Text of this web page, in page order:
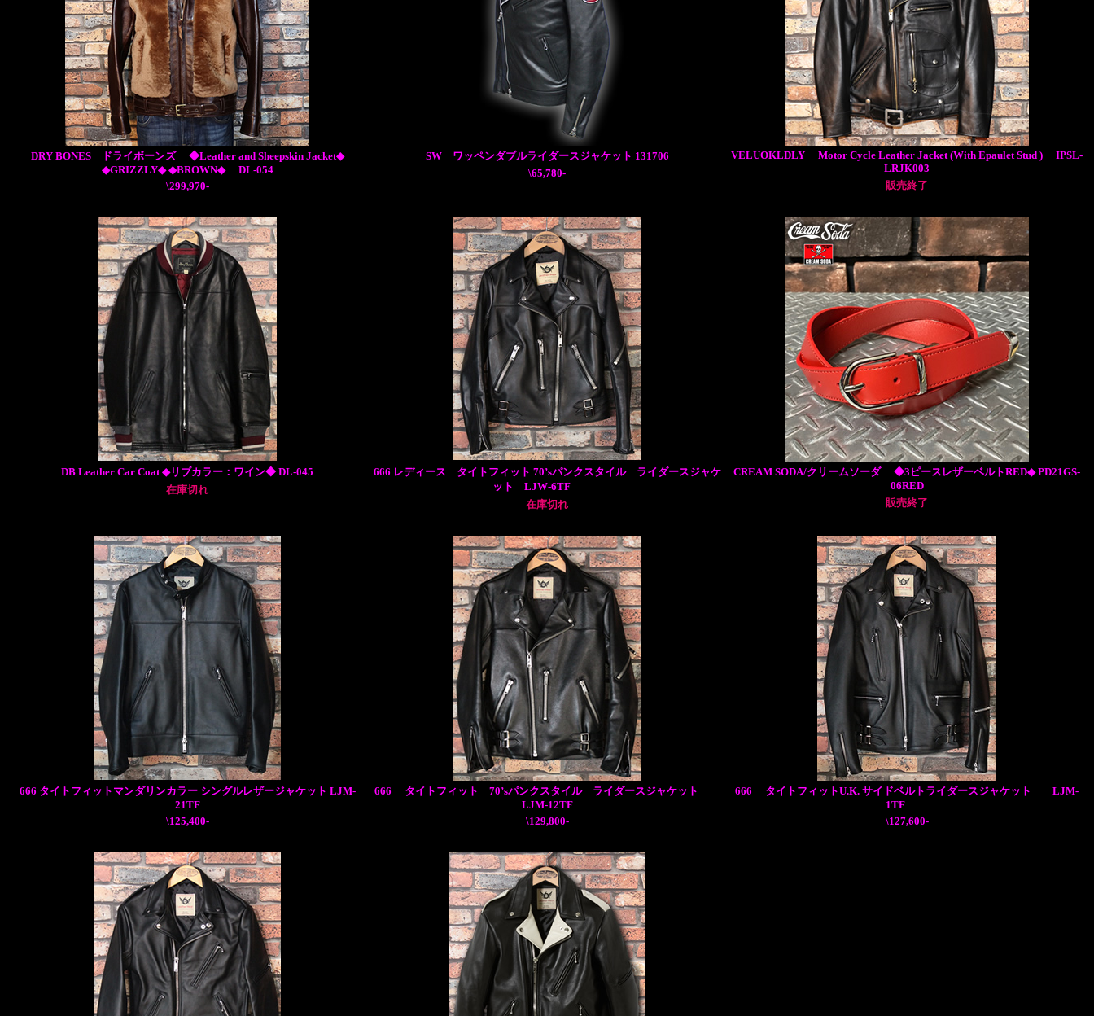
DRY BONES ドライボーンズ ◆Leather and Sheepskin Jacket◆
◆GRIZZLY◆ ◆BROWN◆ DL-054
\299,970-
SW ワッペンダブルライダースジャケット 131706
\65,780-
VELUOKLDLY Motor Cycle Leather Jacket (With Epaulet Stud ) IPSL-
LRJK003
販売終了
DB Leather Car Coat ◆リブカラー：ワイン◆ DL-045
在庫切れ
666 レディース タイトフィット 70’sパンクスタイル ライダースジャケ
ット LJW-6TF
在庫切れ
CREAM SODA/クリームソーダ ◆3ピースレザーベルトRED◆ PD21GS-
06RED
販売終了
666 タイトフィットマンダリンカラー シングルレザージャケット LJM-
21TF
\125,400-
666 タイトフィット 70’sパンクスタイル ライダースジャケット
LJM-12TF
\129,800-
666 タイトフィットU.K. サイドベルトライダースジャケット LJM-
1TF
\127,600-